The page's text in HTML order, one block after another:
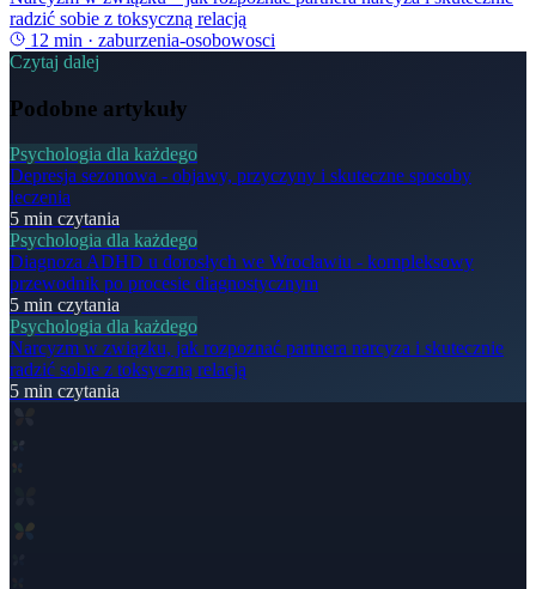
radzić sobie z toksyczną relacją
12 min · zaburzenia-osobowosci
Czytaj dalej
Podobne artykuły
Psychologia dla każdego
Depresja sezonowa - objawy, przyczyny i skuteczne sposoby
leczenia
5 min czytania
Psychologia dla każdego
Diagnoza ADHD u dorosłych we Wrocławiu - kompleksowy
przewodnik po procesie diagnostycznym
5 min czytania
Psychologia dla każdego
Narcyzm w związku, jak rozpoznać partnera narcyza i skutecznie
radzić sobie z toksyczną relacją
5 min czytania